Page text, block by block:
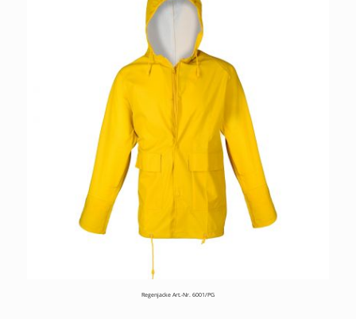
Regenjacke Art.-Nr. 6001/PG